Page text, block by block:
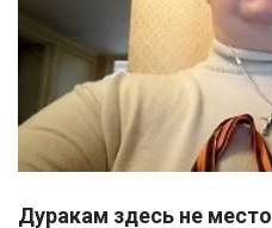
Дуракам здесь не место